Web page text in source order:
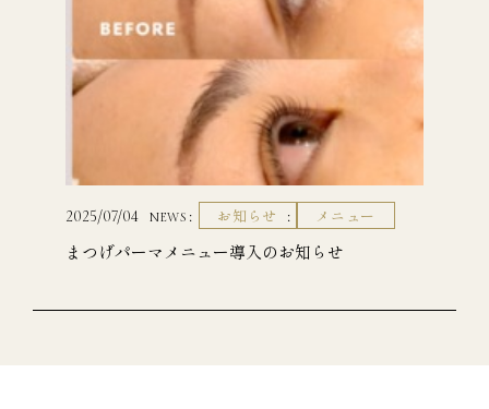
2025/07/04 NEWS お知らせ メニュー
まつげパーマメニュー導入のお知らせ